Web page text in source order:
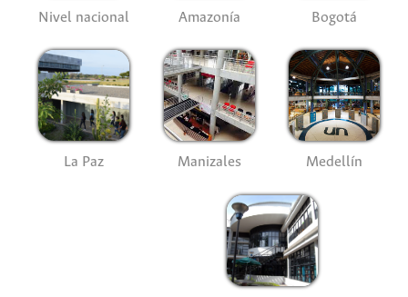
Nivel nacional Amazonía Bogotá
La Paz Manizales Medellín